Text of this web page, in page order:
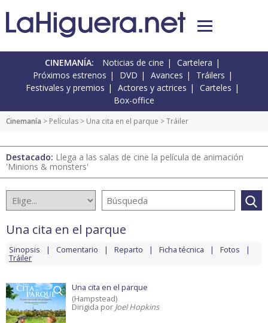
CINEMANÍA: Noticias de cine
Cartelera
Próximos estrenos
DVD Avances
Tráilers
Festivales y premios
Actores y actrices
Carteles
Box-office
Cinemanía > Películas > Una cita en el parque > Tráiler
Destacado: Llega a las salas de cine la película de animación
'Minions & monsters'
Una cita en el parque
Sinopsis Comentario Reparto Ficha técnica Fotos
Tráiler
Una cita en el parque
(Hampstead)
Dirigida por Joel Hopkins